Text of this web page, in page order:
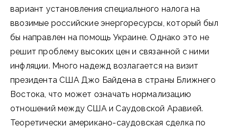
вариант установления специального налога на
ввозимые российские энергоресурсы, который был
бы направлен на помощь Украине. Однако это не
решит проблему высоких цен и связанной с ними
инфляции. Много надежд возлагается на визит
президента США Джо Байдена в страны Ближнего
Востока, что может означать нормализацию
отношений между США и Саудовской Аравией.
Теоретически американо-саудовская сделка по